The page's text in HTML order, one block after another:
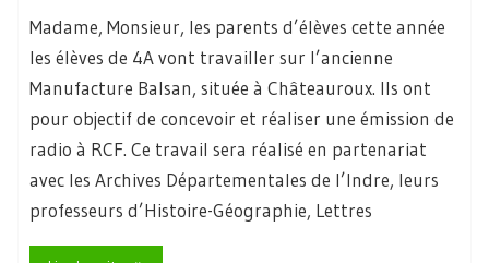
Madame, Monsieur, les parents d’élèves cette année
les élèves de 4A vont travailler sur l’ancienne
Manufacture Balsan, située à Châteauroux. Ils ont
pour objectif de concevoir et réaliser une émission de
radio à RCF. Ce travail sera réalisé en partenariat
avec les Archives Départementales de l’Indre, leurs
professeurs d’Histoire-Géographie, Lettres